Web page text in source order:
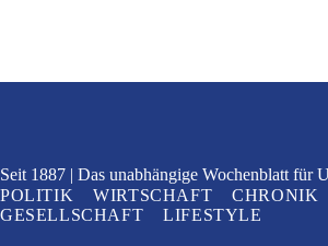
Seit 1887 Das unabhängige Wochenblatt für
POLITIK
WIRTSCHAFT CHRONIK
GESELLSCHAFT
LIFESTYLE